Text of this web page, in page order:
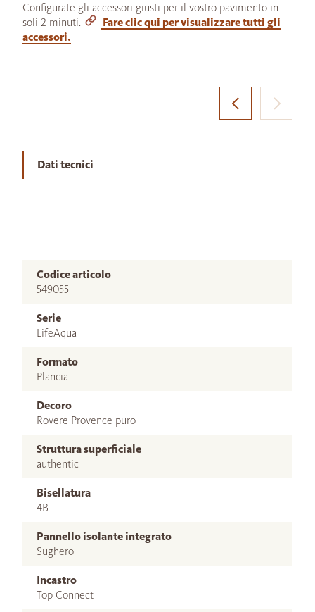
Configurate gli accessori giusti per il vostro pavimento in
soli 2 minuti.
Fare clic qui per visualizzare tutti gli
accessori.
Dati tecnici
Codice articolo
549055
Serie
LifeAqua
Formato
Plancia
Decoro
Rovere Provence puro
Struttura superficiale
authentic
Bisellatura
4B
Pannello isolante integrato
Sughero
Incastro
Top Connect